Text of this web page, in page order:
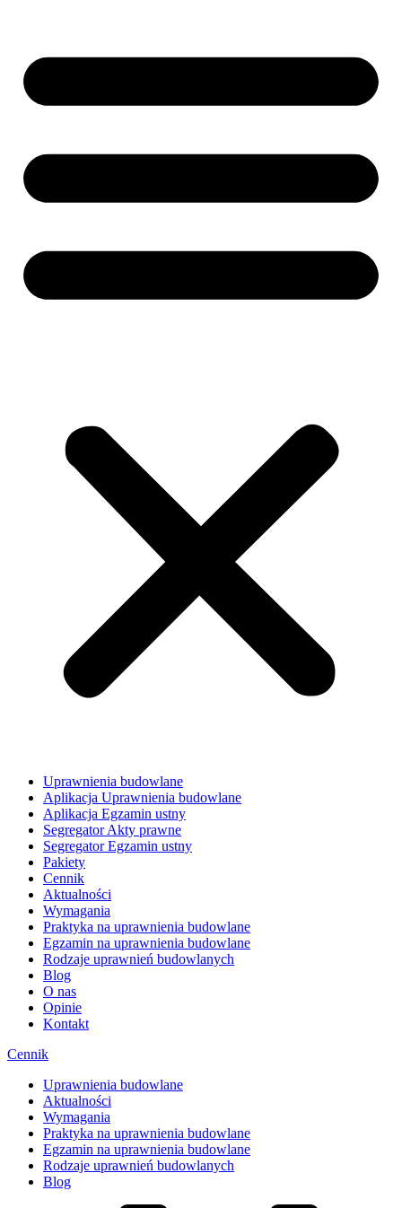
Uprawnienia budowlane
Aplikacja Uprawnienia budowlane
Aplikacja Egzamin ustny
Segregator Akty prawne
Segregator Egzamin ustny
Pakiety
Cennik
Aktualności
Wymagania
Praktyka na uprawnienia budowlane
Egzamin na uprawnienia budowlane
Rodzaje uprawnień budowlanych
Blog
O nas
Opinie
Kontakt
Cennik
Uprawnienia budowlane
Aktualności
Wymagania
Praktyka na uprawnienia budowlane
Egzamin na uprawnienia budowlane
Rodzaje uprawnień budowlanych
Blog